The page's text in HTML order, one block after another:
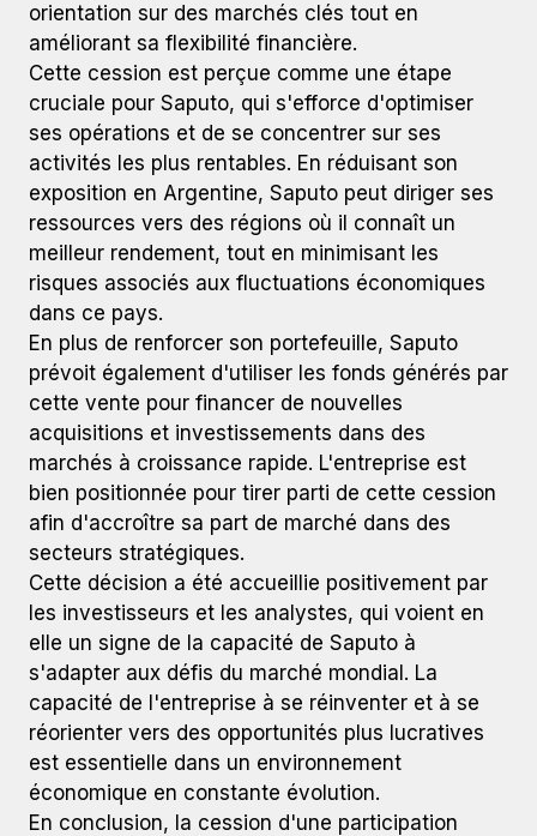
orientation sur des marchés clés tout en
améliorant sa flexibilité financière.
Cette cession est perçue comme une étape
cruciale pour Saputo, qui s'efforce d'optimiser
ses opérations et de se concentrer sur ses
activités les plus rentables. En réduisant son
exposition en Argentine, Saputo peut diriger ses
ressources vers des régions où il connaît un
meilleur rendement, tout en minimisant les
risques associés aux fluctuations économiques
dans ce pays.
En plus de renforcer son portefeuille, Saputo
prévoit également d'utiliser les fonds générés par
cette vente pour financer de nouvelles
acquisitions et investissements dans des
marchés à croissance rapide. L'entreprise est
bien positionnée pour tirer parti de cette cession
afin d'accroître sa part de marché dans des
secteurs stratégiques.
Cette décision a été accueillie positivement par
les investisseurs et les analystes, qui voient en
elle un signe de la capacité de Saputo à
s'adapter aux défis du marché mondial. La
capacité de l'entreprise à se réinventer et à se
réorienter vers des opportunités plus lucratives
est essentielle dans un environnement
économique en constante évolution.
En conclusion, la cession d'une participation